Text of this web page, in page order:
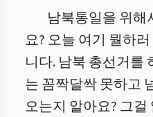
남북통일을 위해
요? 오늘 여기 뭘하
니다. 남북 총선거를
는 꼼짝달싹 못하고
오는지 알아요? 그걸